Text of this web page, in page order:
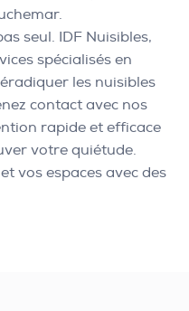
seul. IDF Nuisibles,
spécialisés en
les nuisibles
contact avec nos
rapide et efficace
votre quiétude.
vos espaces avec des